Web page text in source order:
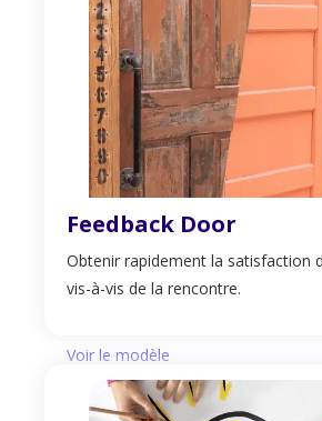
Feedback Door
Obtenir rapidement la satisfaction
vis-à-vis de la rencontre.
Voir le modèle